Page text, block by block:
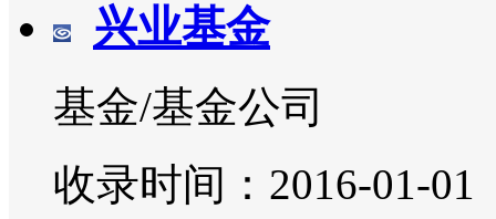
兴业基金
基金/基金公司
收录时间：2016-01-01